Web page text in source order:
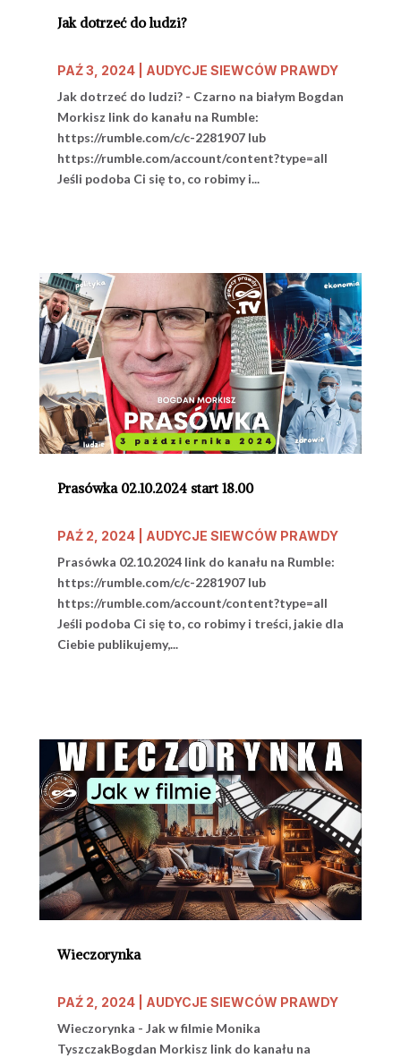
Jak dotrzeć do ludzi?
PAŹ 3, 2024| AUDYCJE SIEWCÓW PRAWDY
Jak dotrzeć do ludzi? - Czarno na białym Bogdan
Morkisz link do kanału na Rumble:
https://rumble.com/c/c-2281907 lub
https://rumble.com/account/content?type=all
Jeśli podoba Ci się to, co robimy i...
Prasówka 02.10.2024 start 18.00
PAŹ 2, 2024| AUDYCJE SIEWCÓW PRAWDY
Prasówka 02.10.2024 link do kanału na Rumble:
https://rumble.com/c/c-2281907 lub
https://rumble.com/account/content?type=all
Jeśli podoba Ci się to, co robimy i treści, jakie dla
Ciebie publikujemy,...
Wieczorynka
PAŹ 2, 2024| AUDYCJE SIEWCÓW PRAWDY
Wieczorynka - Jak w filmie Monika
TyszczakBogdan Morkisz link do kanału na